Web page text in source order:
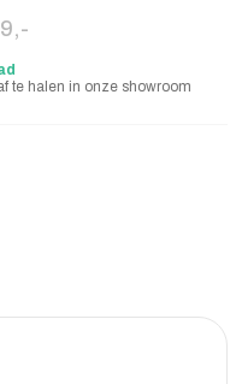
prijs was: 179,-.
is: 49,-.
te halen in onze showroom